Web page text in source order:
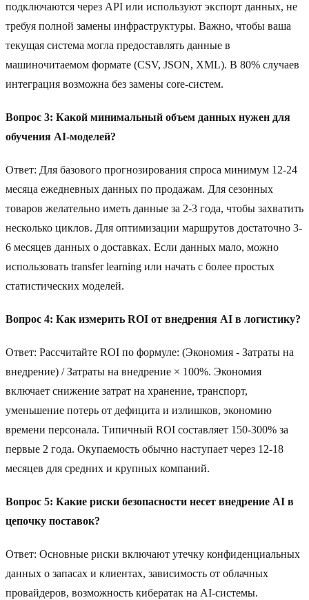
подключаются через API или используют экспорт данных, не
требуя полной замены инфраструктуры. Важно, чтобы ваша
текущая система могла предоставлять данные в
машиночитаемом формате (CSV, JSON, XML). В 80% случаев
интеграция возможна без замены core-систем.
Вопрос 3: Какой минимальный объем данных нужен для
обучения AI-моделей?
Ответ: Для базового прогнозирования спроса минимум 12-24
месяца ежедневных данных по продажам. Для сезонных
товаров желательно иметь данные за 2-3 года, чтобы захватить
несколько циклов. Для оптимизации маршрутов достаточно 3-
6 месяцев данных о доставках. Если данных мало, можно
использовать transfer learning или начать с более простых
статистических моделей.
Вопрос 4: Как измерить ROI от внедрения AI в логистику?
Ответ: Рассчитайте ROI по формуле: (Экономия - Затраты на
внедрение) / Затраты на внедрение × 100%. Экономия
включает снижение затрат на хранение, транспорт,
уменьшение потерь от дефицита и излишков, экономию
времени персонала. Типичный ROI составляет 150-300% за
первые 2 года. Окупаемость обычно наступает через 12-18
месяцев для средних и крупных компаний.
Вопрос 5: Какие риски безопасности несет внедрение AI в
цепочку поставок?
Ответ: Основные риски включают утечку конфиденциальных
данных о запасах и клиентах, зависимость от облачных
провайдеров, возможность кибератак на AI-системы.